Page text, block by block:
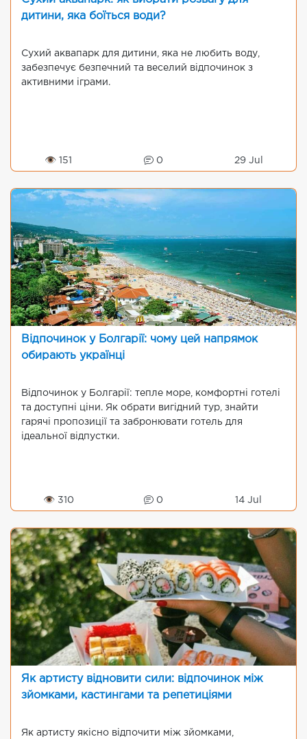
дитини, яка боїться води?
Сухий аквапарк для дитини, яка не любить воду,
забезпечує безпечний та веселий відпочинок з
активними іграми.
👁 151 0 29 Jul
Відпочинок у Болгарії: чому цей напрямок
обирають українці
Відпочинок у Болгарії: тепле море, комфортні готелі
та доступні ціни. Як обрати вигідний тур, знайти
гарячі пропозиції та забронювати готель для
ідеальної відпустки.
👁 310 0 14 Jul
Як артисту відновити сили: відпочинок між
зйомками, кастингами та репетиціями
Як артисту якісно відпочити між зйомками,